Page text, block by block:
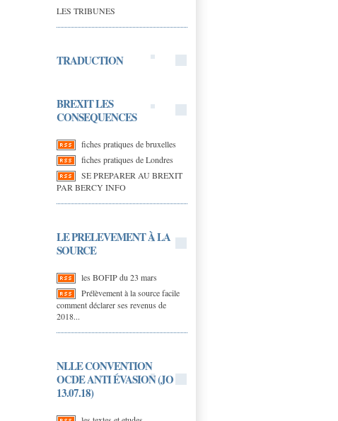
LES TRIBUNES
TRADUCTION
BREXIT LES
CONSEQUENCES
fiches pratiques de bruxelles
fiches pratiques de Londres
SE PREPARER AU BREXIT
PAR BERCY INFO
LE PRELEVEMENT À LA
SOURCE
les BOFIP du 23 mars
Prélèvement à la source facile
comment déclarer ses revenus de
2018...
NLLE CONVENTION
OCDE ANTI ÉVASION (JO
13.07.18)